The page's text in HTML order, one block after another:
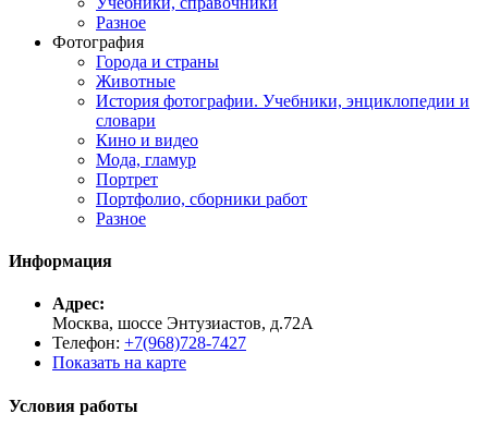
Разное
Фотография
Города и страны
Животные
История фотографии. Учебники, энциклопедии и
словари
Кино и видео
Мода, гламур
Портрет
Портфолио, сборники работ
Разное
Информация
Адрес:
Москва, шоссе Энтузиастов, д.72А
Телефон: +7(968)728-7427
Показать на карте
Условия работы